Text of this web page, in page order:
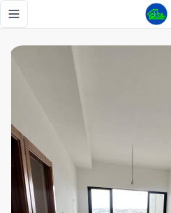
Toggle navigation menu
Apartamento en venta Paseo 27 -